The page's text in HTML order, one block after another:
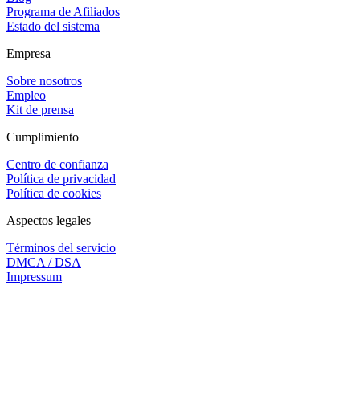
Programa de Afiliados
Estado del sistema
Empresa
Sobre nosotros
Empleo
Kit de prensa
Cumplimiento
Centro de confianza
Política de privacidad
Política de cookies
Aspectos legales
Términos del servicio
DMCA / DSA
Impressum